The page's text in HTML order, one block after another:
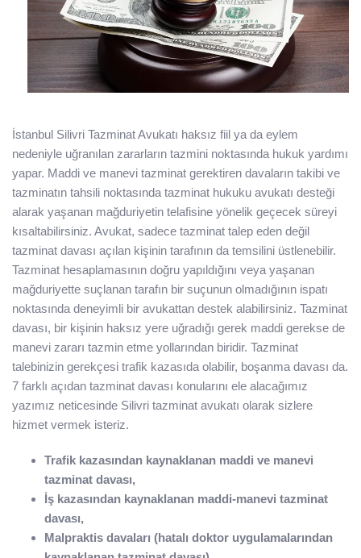
İstanbul Silivri Tazminat Avukatı haksız fiil ya da eylem
nedeniyle uğranılan zararların tazmini noktasında hukuk yardımı
yapar. Maddi ve manevi tazminat gerektiren davaların takibi ve
tazminatın tahsili noktasında tazminat hukuku avukatı desteği
alarak yaşanan mağduriyetin telafisine yönelik geçecek süreyi
kısaltabilirsiniz. Avukat, sadece tazminat talep eden değil
tazminat davası açılan kişinin tarafının da temsilini üstlenebilir.
Tazminat hesaplamasının doğru yapıldığını veya yaşanan
mağduriyette suçlanan tarafın bir suçunun olmadığının ispatı
noktasında deneyimli bir avukattan destek alabilirsiniz. Tazminat
davası, bir kişinin haksız yere uğradığı gerek maddi gerekse de
manevi zararı tazmin etme yollarından biridir. Tazminat
talebinizin gerekçesi trafik kazasıda olabilir, boşanma davası da.
7 farklı açıdan tazminat davası konularını ele alacağımız
yazımız neticesinde Silivri tazminat avukatı olarak sizlere
hizmet vermek isteriz.
Trafik kazasından kaynaklanan maddi ve manevi
tazminat davası,
İş kazasından kaynaklanan maddi-manevi tazminat
davası,
Malpraktis davaları (hatalı doktor uygulamalarından